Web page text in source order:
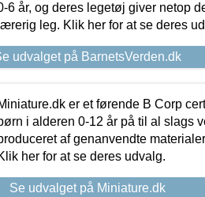
6 år, og deres legetøj giver netop
lærerig leg. Klik her for at se deres
udvalget på BarnetsVerden.dk
er et førende B Corp
i alderen 0-12 år på til al slags
af genanvendte
her for at se deres udvalg.
Se udvalget på Miniature.dk